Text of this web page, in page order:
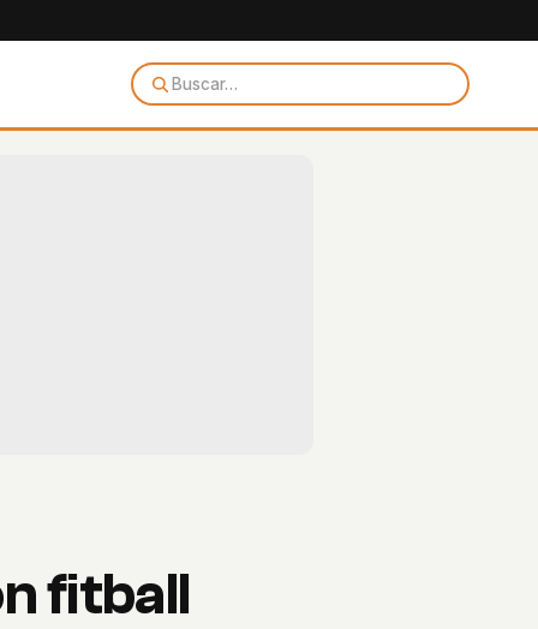
fitball